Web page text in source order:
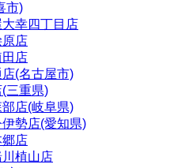
市)
幸四丁目店
店
店
(名古屋市)
(三重県)
店(岐阜県)
勢店(愛知県)
店
植山店